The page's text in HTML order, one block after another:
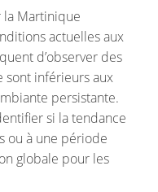
la Martinique
actuelles aux
d’observer des
sont inférieurs aux
persistante.
si la tendance
ou à une période
globale pour les